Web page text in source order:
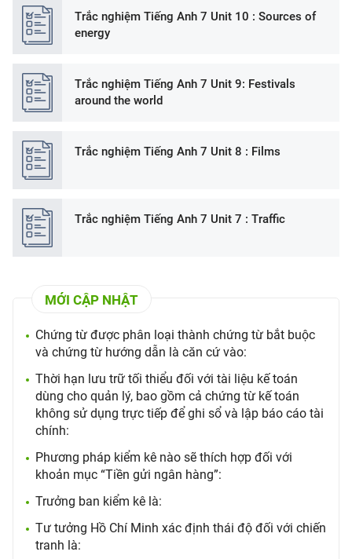
Trắc nghiệm Tiếng Anh 7 Unit 10 : Sources of
energy
Trắc nghiệm Tiếng Anh 7 Unit 9: Festivals
around the world
Trắc nghiệm Tiếng Anh 7 Unit 8 : Films
Trắc nghiệm Tiếng Anh 7 Unit 7 : Traffic
MỚI CẬP NHẬT
Chứng từ được phân loại thành chứng từ bắt buộc
và chứng từ hướng dẫn là căn cứ vào:
Thời hạn lưu trữ tối thiểu đối với tài liệu kế toán
dùng cho quản lý, bao gồm cả chứng từ kế toán
không sử dụng trực tiếp để ghi sổ và lập báo cáo tài
chính:
Phương pháp kiểm kê nào sẽ thích hợp đối với
khoản mục “Tiền gửi ngân hàng”:
Trưởng ban kiểm kê là:
Tư tưởng Hồ Chí Minh xác định thái độ đối với chiến
tranh là: